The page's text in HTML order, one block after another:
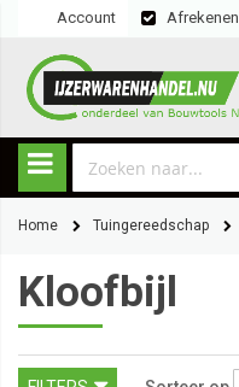
Account Afrekenen
Home Tuingereedschap
Kloofbijl